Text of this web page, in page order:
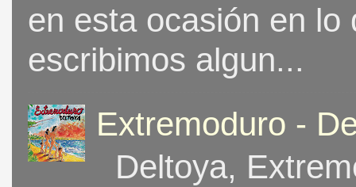
en esta ocasión en
escribimos algun...
Extremoduro -
Deltoya,